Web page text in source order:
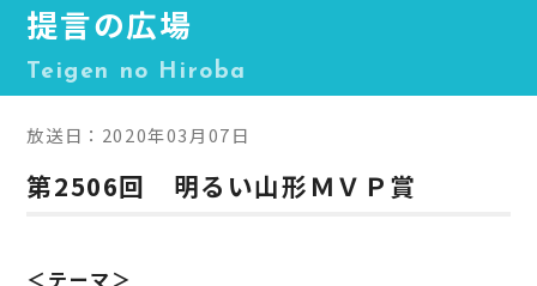
提言の広場
Teigen no Hiroba
放送日：2020年03月07日
第2506回 明るい山形ＭＶＰ賞
＜テーマ＞